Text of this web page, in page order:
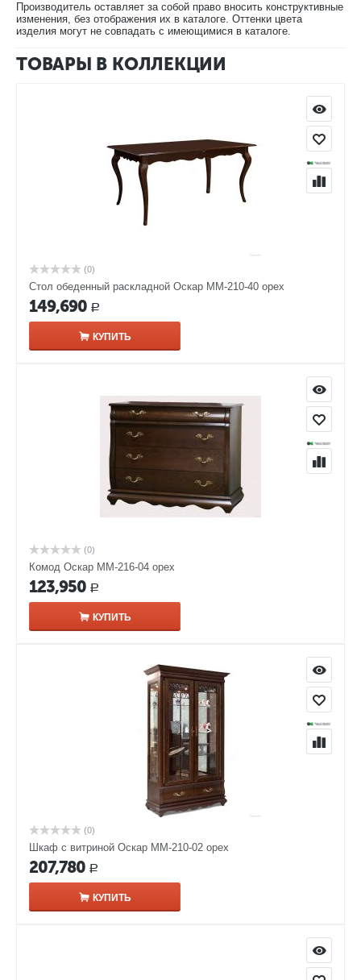
Производитель оставляет за собой право вносить конструктивные
изменения, без отображения их в каталоге. Оттенки цвета
изделия могут не совпадать с имеющимися в каталоге.
ТОВАРЫ В КОЛЛЕКЦИИ
(0)
Стол обеденный раскладной Оскар ММ-210-40 орех
149,690 Р
КУПИТЬ
(0)
Комод Оскар ММ-216-04 орех
123,950 Р
КУПИТЬ
(0)
Шкаф с витриной Оскар ММ-210-02 орех
207,780 Р
КУПИТЬ